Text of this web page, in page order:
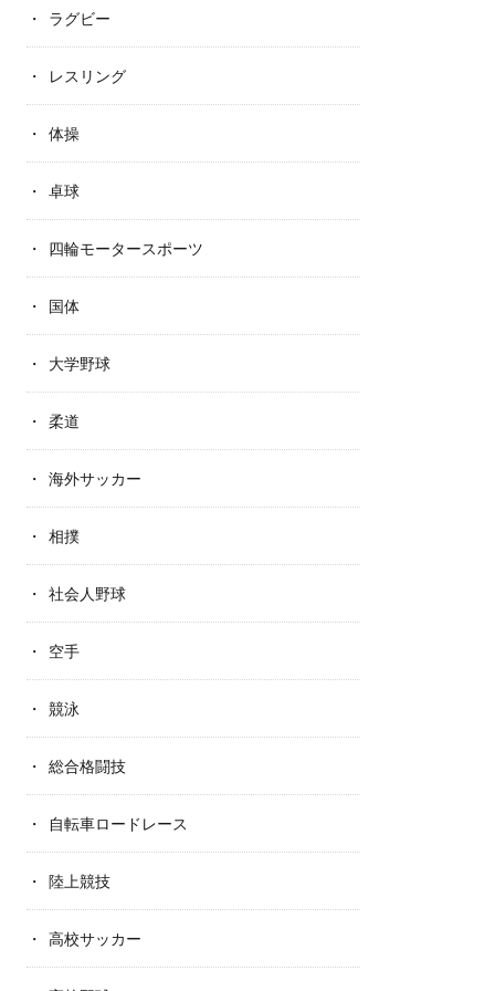
ラグビー
レスリング
体操
卓球
四輪モータースポーツ
国体
大学野球
柔道
海外サッカー
相撲
社会人野球
空手
競泳
総合格闘技
自転車ロードレース
陸上競技
高校サッカー